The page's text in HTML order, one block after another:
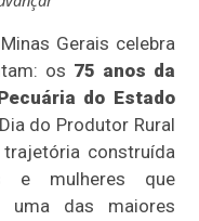
Gerais celebra
os 75 anos da
do Estado
do Produtor Rural
construída
e mulheres que
uma das maiores